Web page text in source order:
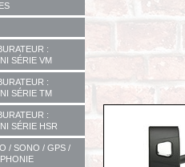
:
SÉRIE VM
:
SÉRIE TM
:
SÉRIE HSR
/ SONO / GPS /